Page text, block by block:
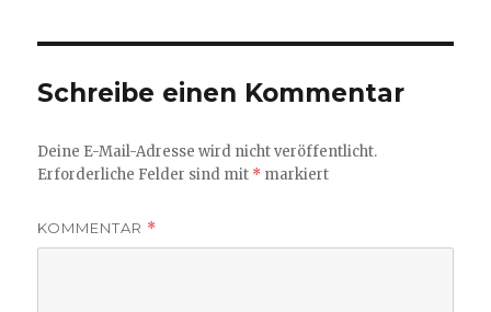
Schreibe einen Kommentar
Deine E-Mail-Adresse wird nicht veröffentlicht.
Erforderliche Felder sind mit * markiert
KOMMENTAR *